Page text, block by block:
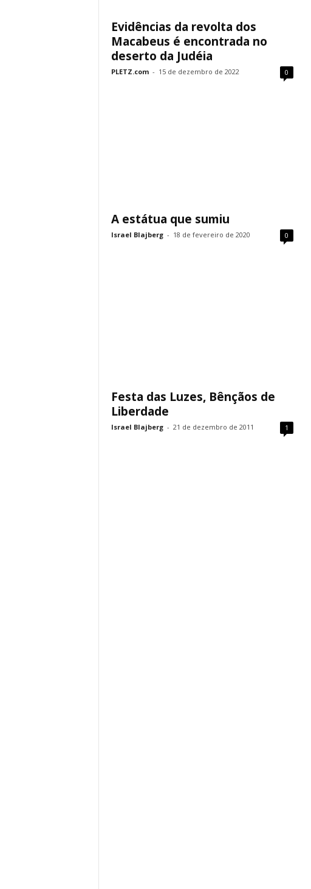
Evidências da revolta dos
Macabeus é encontrada no
deserto da Judéia
PLETZ.com - 15 de dezembro de 2022 0
A estátua que sumiu
Israel Blajberg - 18 de fevereiro de 2020 0
Festa das Luzes, Bênçãos de
Liberdade
Israel Blajberg - 21 de dezembro de 2011 1